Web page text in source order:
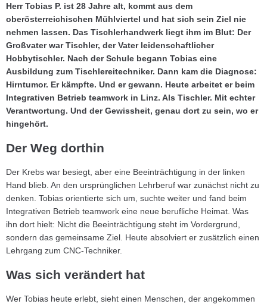
Herr Tobias P. ist 28 Jahre alt, kommt aus dem
oberösterreichischen Mühlviertel und hat sich sein Ziel nie
nehmen lassen. Das Tischlerhandwerk liegt ihm im Blut: Der
Großvater war Tischler, der Vater leidenschaftlicher
Hobbytischler. Nach der Schule begann Tobias eine
Ausbildung zum Tischlereitechniker. Dann kam die Diagnose:
Hirntumor. Er kämpfte. Und er gewann. Heute arbeitet er beim
Integrativen Betrieb teamwork in Linz. Als Tischler. Mit echter
Verantwortung. Und der Gewissheit, genau dort zu sein, wo er
hingehört.
Der Weg dorthin
Der Krebs war besiegt, aber eine Beeinträchtigung in der linken
Hand blieb. An den ursprünglichen Lehrberuf war zunächst nicht zu
denken. Tobias orientierte sich um, suchte weiter und fand beim
Integrativen Betrieb teamwork eine neue berufliche Heimat. Was
ihn dort hielt: Nicht die Beeinträchtigung steht im Vordergrund,
sondern das gemeinsame Ziel. Heute absolviert er zusätzlich einen
Lehrgang zum CNC-Techniker.
Was sich verändert hat
Wer Tobias heute erlebt, sieht einen Menschen, der angekommen